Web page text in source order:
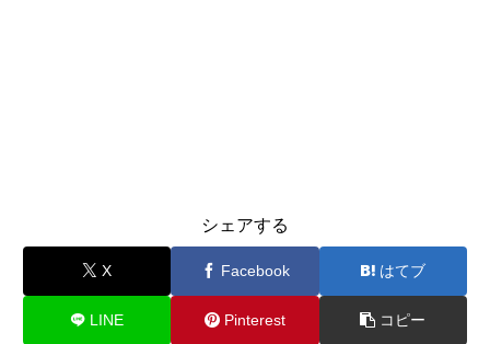
シェアする
X Facebook はてブ
LINE Pinterest コピー